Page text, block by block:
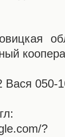
Вася 050-
?